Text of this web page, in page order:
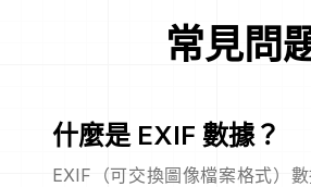
常見問
什麼是 EXIF 數據？
EXIF（可交換圖像檔案格式）